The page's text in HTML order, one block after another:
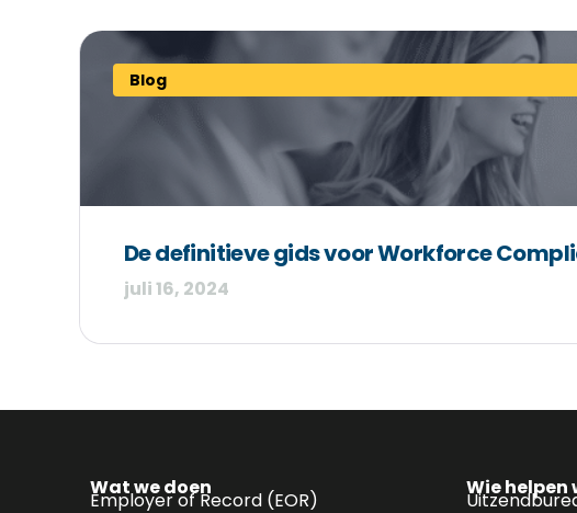
Blog
De definitieve gids voor Workforce
juli 16, 2024
Wat we doen
Employer of Record (EOR)
Wie helpen